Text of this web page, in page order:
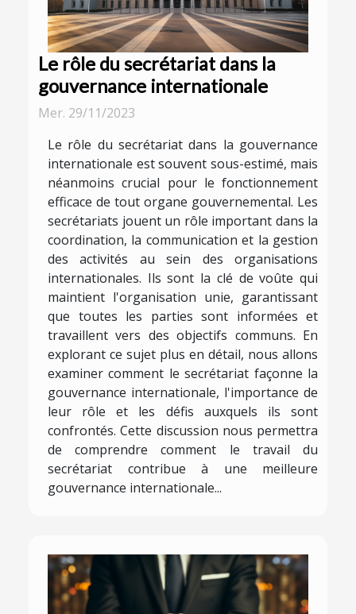
Le rôle du secrétariat dans la
gouvernance internationale
Mer. 29/11/2023
Le rôle du secrétariat dans la gouvernance
internationale est souvent sous-estimé, mais
néanmoins crucial pour le fonctionnement
efficace de tout organe gouvernemental. Les
secrétariats jouent un rôle important dans la
coordination, la communication et la gestion
des activités au sein des organisations
internationales. Ils sont la clé de voûte qui
maintient l'organisation unie, garantissant
que toutes les parties sont informées et
travaillent vers des objectifs communs. En
explorant ce sujet plus en détail, nous allons
examiner comment le secrétariat façonne la
gouvernance internationale, l'importance de
leur rôle et les défis auxquels ils sont
confrontés. Cette discussion nous permettra
de comprendre comment le travail du
secrétariat contribue à une meilleure
gouvernance internationale...